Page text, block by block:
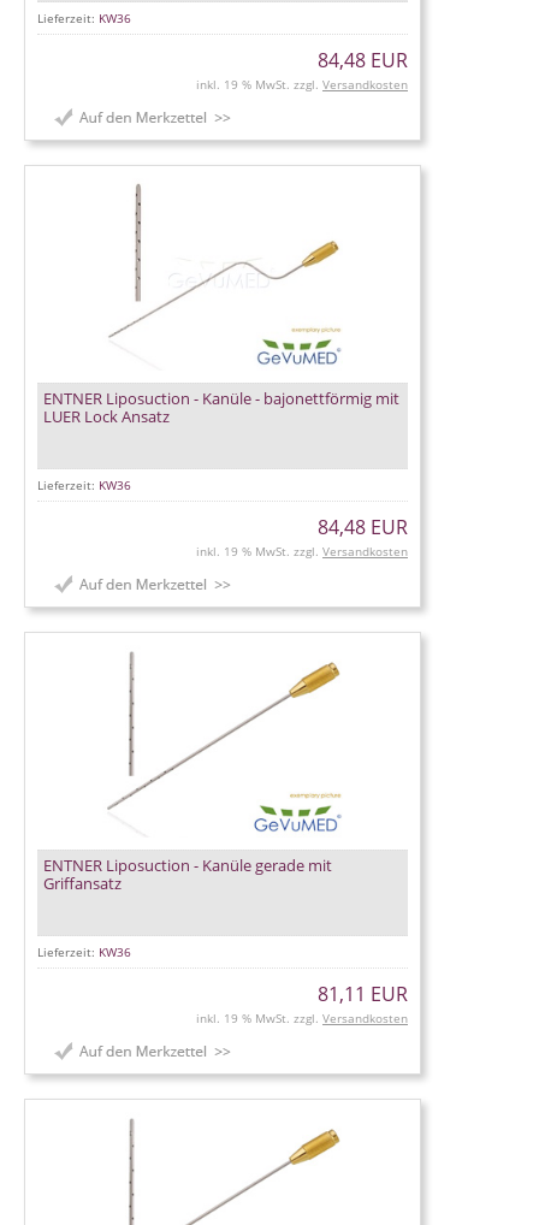
Lieferzeit: KW36
84,48 EUR
inkl. 19 % MwSt. zzgl. Versandkosten
ENTNER Liposuction - Kanüle - bajonettförmig mit
LUER Lock Ansatz
Lieferzeit: KW36
84,48 EUR
inkl. 19 % MwSt. zzgl. Versandkosten
ENTNER Liposuction - Kanüle gerade mit
Griffansatz
Lieferzeit: KW36
81,11 EUR
inkl. 19 % MwSt. zzgl. Versandkosten